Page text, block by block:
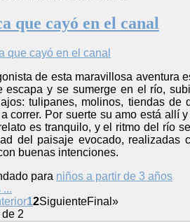
que cayó en el canal
de esta maravillosa aventura
escapa y se sumerge en el río,
tulipanes, molinos, tiendas
correr. Por suerte su amo está allí
es tranquilo, y el ritmo del río
del paisaje evocado,
buenas intenciones.
para niños a partir de 3 años
...
12SiguienteFinal »
2